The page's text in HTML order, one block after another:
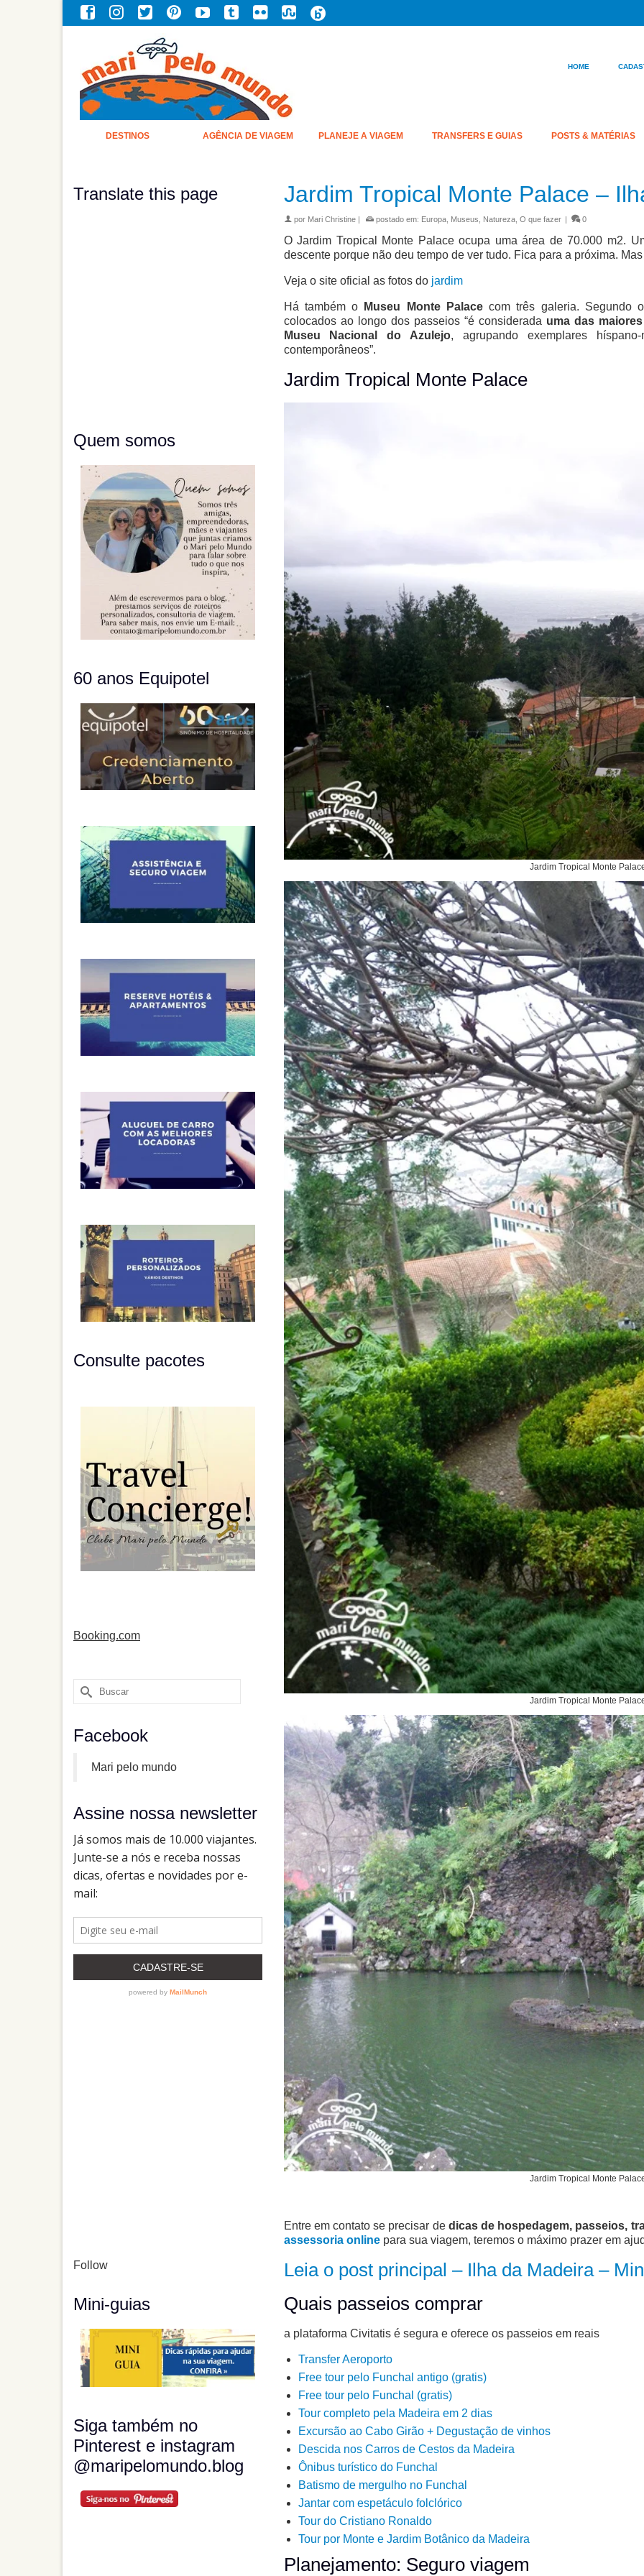
HOME
DESTINOS AGÊNCIA DE VIAGEM PLANEJE A VIAGEM TRANSFERS E GUIAS POSTS & MATÉRIAS
Jardim Tropical Monte Palace –
por Mari Christine postado em: Europa, Museus Natureza, O que fazer 0
O Jardim Tropical Monte Palace ocupa uma área de 70.000 m2.
descente porque não deu tempo de ver tudo. Fica para a próxima.
Veja o site oficial as fotos do jardim
Há também o Museu Monte Palacecom três galeria. Segundo
colocados ao longo dos passeios “é considerada uma das
Museu Nacional do Azulejo, agrupando exemplares
contemporâneos”.
Jardim Tropical Monte Palace
Jardim Tropical Monte
Jardim Tropical Monte
Jardim Tropical Monte
Entre em contato se precisar de dicas de hospedagem, passeios,
assessoria onlinepara sua viagem, teremos o máximo prazer em
Leia o post principal – Ilha da Madeira –
Quais passeios comprar
a plataforma Civitatis é segura e oferece os passeios em reais
Transfer Aeroporto
Free tour pelo Funchal antigo (gratis)
Free tour pelo Funchal (gratis)
Tour completo pela Madeira em 2 dias
Excursão ao Cabo Girão + Degustação de vinhos
Descida nos Carros de Cestos da Madeira
Ônibus turístico do Funchal
Batismo de mergulho no Funchal
Jantar com espetáculo folclórico
Tour do Cristiano Ronaldo
Tour por Monte e Jardim Botânico da Madeira
Planejamento: Seguro viagem
Translate this page
Quem somos
60 anos Equipotel
Consulte pacotes
Booking.com
Buscar
por:
Facebook
Mari pelo mundo
Assine nossa newsletter
Follow
Mini-guias
Siga também no
Pinterest e instagram
@maripelomundo.blog